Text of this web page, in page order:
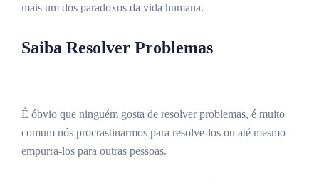
mais um dos paradoxos da vida humana.
Saiba Resolver Problemas
É óbvio que ninguém gosta de resolver problemas, é muito
comum nós procrastinarmos para resolve-los ou até mesmo
empurra-los para outras pessoas.